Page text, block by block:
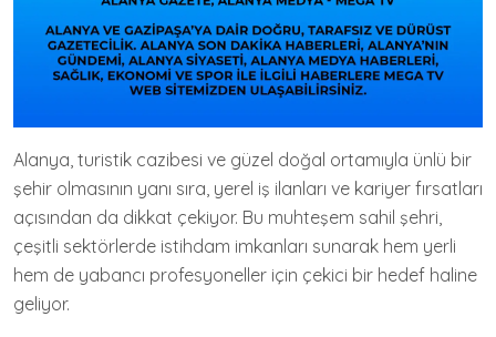
Alanya, turistik cazibesi ve güzel doğal ortamıyla ünlü bir
şehir olmasının yanı sıra, yerel iş ilanları ve kariyer fırsatları
açısından da dikkat çekiyor. Bu muhteşem sahil şehri,
çeşitli sektörlerde istihdam imkanları sunarak hem yerli
hem de yabancı profesyoneller için çekici bir hedef haline
geliyor.